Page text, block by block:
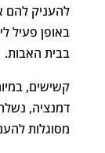
להעניק להם
באופן פעיל
בבית האבות.
קשישים,
דמנציה,
מסוגלות